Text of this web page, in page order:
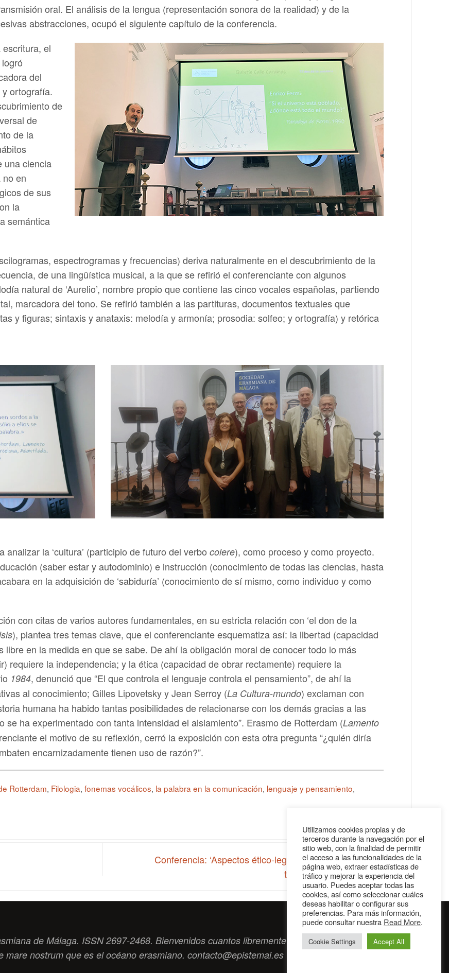
oral. El análisis de la lengua (representación sonora de la realidad) y de la
abstracciones, ocupó el siguiente capítulo de la conferencia.
el
del
ortografía.
de
de
de la
una ciencia
en
de sus
la
semántica
espectrogramas y frecuencias) deriva naturalmente en el descubrimiento de la
de una lingüística musical, a la que se refirió el conferenciante con algunos
natural de ‘Aurelio’, nombre propio que contiene las cinco vocales españolas, partiendo
marcadora del tono. Se refirió también a las partituras, documentos textuales que
y figuras; sintaxis y anataxis: melodía y armonía; prosodia: solfeo; y ortografía) y retórica
la ‘cultura’ (participio de futuro del verbo colere), como proceso y como proyecto.
(saber estar y autodominio) e instrucción (conocimiento de todas las ciencias, hasta
en la adquisición de ‘sabiduría’ (conocimiento de sí mismo, como individuo y como
con citas de varios autores fundamentales, en su estricta relación con ‘el don de la
), plantea tres temas clave, que el conferenciante esquematiza así: la libertad (capacidad
en la medida en que se sabe. De ahí la obligación moral de conocer todo lo más
requiere la independencia; y la ética (capacidad de obrar rectamente) requiere la
1984, denunció que “El que controla el lenguaje controla el pensamiento”, de ahí la
al conocimiento; Gilles Lipovetsky y Jean Serroy (La Cultura-mundo) exclaman con
humana ha habido tantas posibilidades de relacionarse con los demás gracias a las
ha experimentado con tanta intensidad el aislamiento”. Erasmo de Rotterdam (Lamento
el motivo de su reflexión, cerró la exposición con esta otra pregunta “¿quién diría
encarnizadamente tienen uso de razón?”.
Rotterdam, Filologia, fonemas vocálicos, la palabra en la comunicación, lenguaje y pensamiento,
Conferencia: ‘Aspectos ético-legales de la donación y el
trasplante de órganos’»
de Málaga. ISSN 2697-2468. Bienvenidos cuantos libremente tengan algo que intercambiar
mare nostrum que es el océano erasmiano. contacto@epistemai.es
Utilizamos cookies propias y de
terceros durante la navegación por el
sitio web, con la finalidad de permitir
el acceso a las funcionalidades de la
página web, extraer estadísticas de
tráfico y mejorar la experiencia del
usuario. Puedes aceptar todas las
cookies, así como seleccionar cuáles
deseas habilitar o configurar sus
preferencias. Para más información,
puede consultar nuestra Read More.
Cookie Settings Accept All